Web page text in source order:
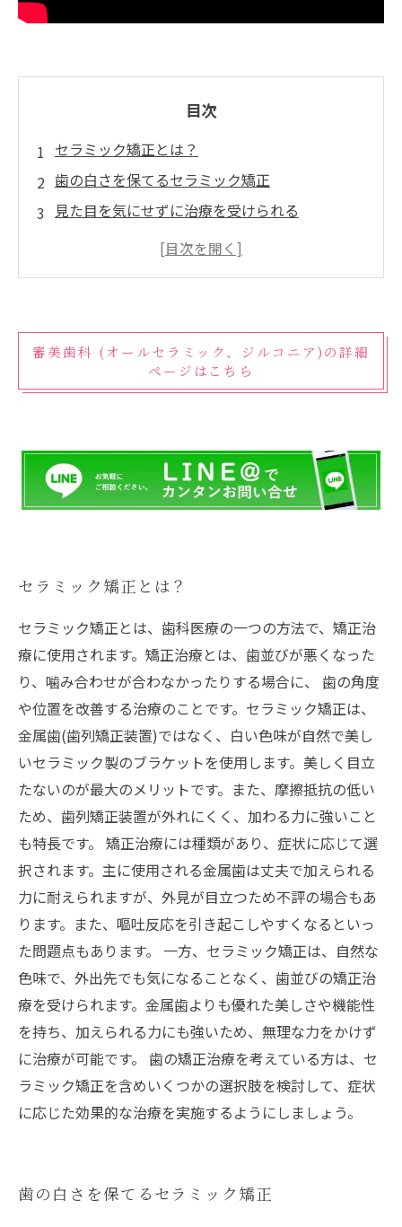
目次
セラミック矯正とは？
歯の白さを保てるセラミック矯正
見た目を気にせずに治療を受けられる
セラミック矯正の快適な装着感
記事監修 三嶋一平
記事監修 三嶋茉莉
むらつ歯科クリニック
福岡
審美歯科 (オールセラミック、ジルコニア)の詳細
ページはこちら
セラミック矯正とは？
セラミック矯正とは、歯科医療の一つの方法で、矯正治
療に使用されます。矯正治療とは、歯並びが悪くなった
り、噛み合わせが合わなかったりする場合に、 歯の角度
や位置を改善する治療のことです。セラミック矯正は、
金属歯(歯列矯正装置)ではなく、白い色味が自然で美し
いセラミック製のブラケットを使用します。美しく目立
たないのが最大のメリットです。また、摩擦抵抗の低い
ため、歯列矯正装置が外れにくく、加わる力に強いこと
も特長です。 矯正治療には種類があり、症状に応じて選
択されます。主に使用される金属歯は丈夫で加えられる
力に耐えられますが、外見が目立つため不評の場合もあ
ります。また、嘔吐反応を引き起こしやすくなるといっ
た問題点もあります。 一方、セラミック矯正は、自然な
色味で、外出先でも気になることなく、歯並びの矯正治
療を受けられます。金属歯よりも優れた美しさや機能性
を持ち、加えられる力にも強いため、無理な力をかけず
に治療が可能です。 歯の矯正治療を考えている方は、セ
ラミック矯正を含めいくつかの選択肢を検討して、症状
に応じた効果的な治療を実施するようにしましょう。
歯の白さを保てるセラミック矯正